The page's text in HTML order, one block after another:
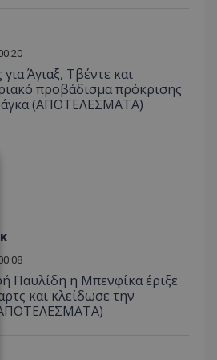
για Άγιαξ, Τβέντε και
προβάδισμα πρόκρισης
(ΑΠΟΤΕΛΕΣΜΑΤΑ)
Παυλίδη η Μπενφίκα έριξε
και κλείδωσε την